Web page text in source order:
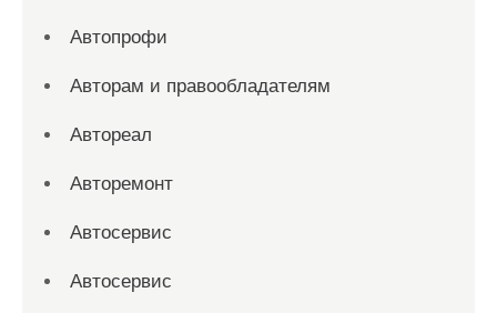
Автопрофи
Авторам и правообладателям
Автореал
Авторемонт
Автосервис
Автосервис